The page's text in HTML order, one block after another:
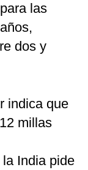
las
dos y
indica que
millas
India pide